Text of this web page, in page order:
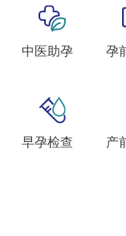
中医助孕 孕
早孕检查 产